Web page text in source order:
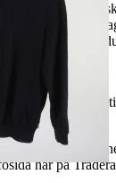
din vara att
har lämnat vårt
inom kort där
hör av dig
annonser
här på